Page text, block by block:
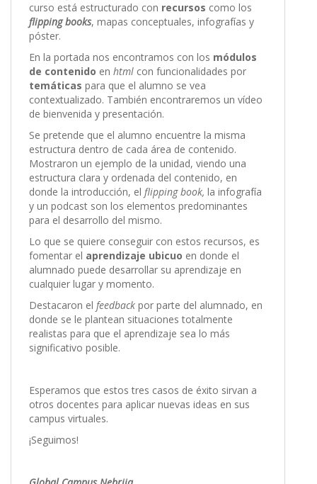
curso está estructurado con recursos como los
flipping books, mapas conceptuales, infografías y
póster.
En la portada nos encontramos con los módulos
de contenido en html con funcionalidades por
temáticas para que el alumno se vea
contextualizado. También encontraremos un vídeo
de bienvenida y presentación.
Se pretende que el alumno encuentre la misma
estructura dentro de cada área de contenido.
Mostraron un ejemplo de la unidad, viendo una
estructura clara y ordenada del contenido, en
donde la introducción, el flipping book, la infografía
y un podcast son los elementos predominantes
para el desarrollo del mismo.
Lo que se quiere conseguir con estos recursos, es
fomentar el aprendizaje ubicuo en donde el
alumnado puede desarrollar su aprendizaje en
cualquier lugar y momento.
Destacaron el feedback por parte del alumnado, en
donde se le plantean situaciones totalmente
realistas para que el aprendizaje sea lo más
significativo posible.
Esperamos que estos tres casos de éxito sirvan a
otros docentes para aplicar nuevas ideas en sus
campus virtuales.
¡Seguimos!